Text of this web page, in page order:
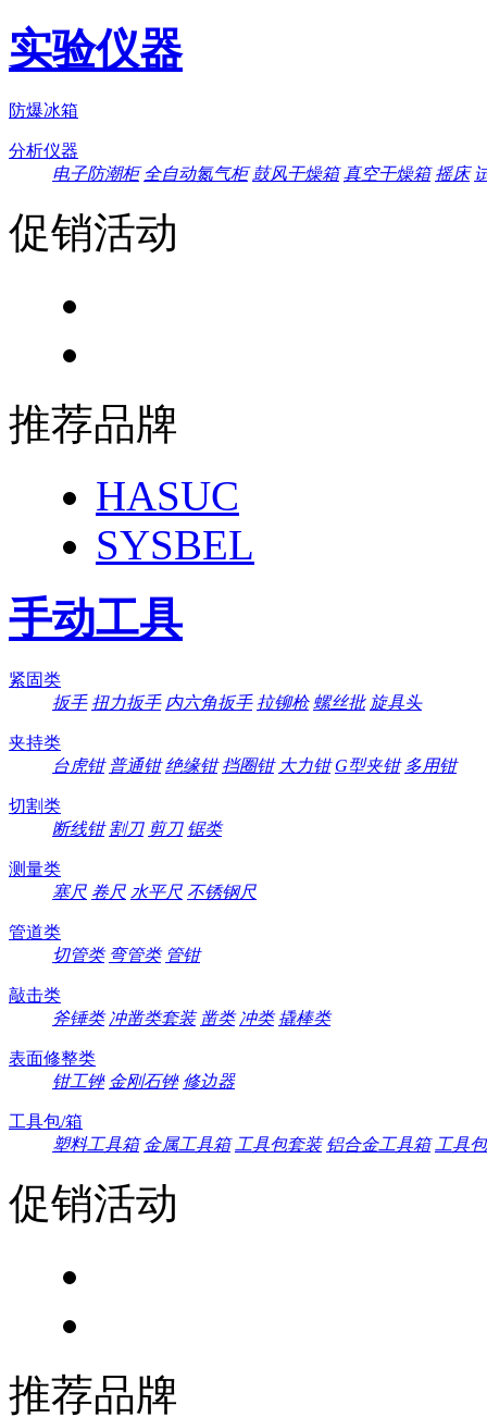
实验仪器
防爆冰箱
分析仪器
电子防潮柜 全自动氮气柜 鼓风干燥箱 真空干燥箱 摇床
促销活动
推荐品牌
HASUC
SYSBEL
手动工具
紧固类
扳手 扭力扳手 内六角扳手 拉铆枪 螺丝批 旋具头
夹持类
台虎钳 普通钳 绝缘钳 挡圈钳 大力钳 G型夹钳 多用钳
切割类
断线钳 割刀 剪刀 锯类
测量类
塞尺 卷尺 水平尺 不锈钢尺
管道类
切管类 弯管类 管钳
敲击类
斧锤类 冲凿类套装 凿类 冲类 撬棒类
表面修整类
钳工锉 金刚石锉 修边器
工具包/箱
塑料工具箱 金属工具箱 工具包套装 铝合金工具箱 工具包
促销活动
推荐品牌